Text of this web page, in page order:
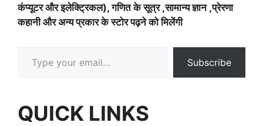
कंप्यूटर और इलेक्ट्रिकल), गणित के सूत्र ,सामान्य ज्ञान ,प्रेरणा
कहानी और अन्य प्रकार के स्टोर पढ़ने को मिलेंगी
Subscribe
QUICK LINKS